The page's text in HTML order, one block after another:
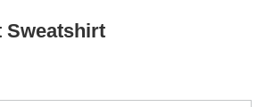
Sweatshirt